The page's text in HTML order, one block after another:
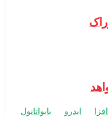
ایدرو
بایواتانول